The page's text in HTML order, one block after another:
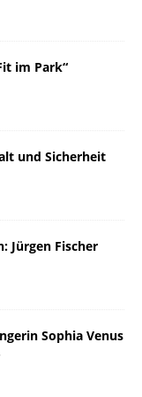
im Park“
und Sicherheit
Jürgen Fischer
Sophia Venus